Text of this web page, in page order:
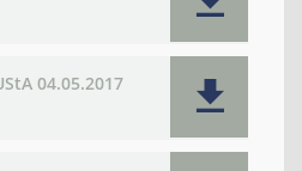
04.05.2017